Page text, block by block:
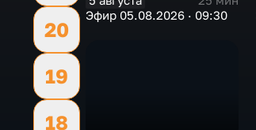
20
19
18
Эфир 05.08.2026 · 09:30